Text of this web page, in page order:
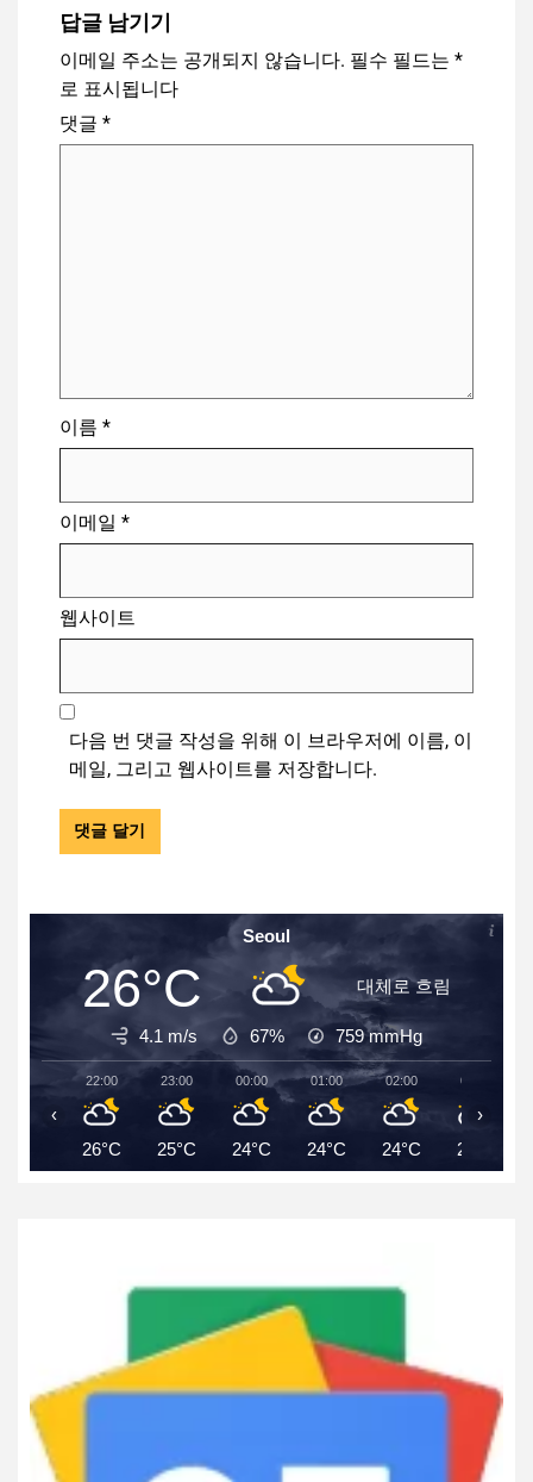
답글 남기기
이메일 주소는 공개되지 않습니다. 필수 필드는 *
로 표시됩니다
댓글 *
이름 *
이메일 *
웹사이트
다음 번 댓글 작성을 위해 이 브라우저에 이름, 이
메일, 그리고 웹사이트를 저장합니다.
Seoul
26°C 대체로 흐림
4.1 m/s 67% 759mmHg
22:00
26°C
23:00
25°C
00:00
24°C
01:00
24°C
02:00
24°C
03:00
24°C
‹ ›